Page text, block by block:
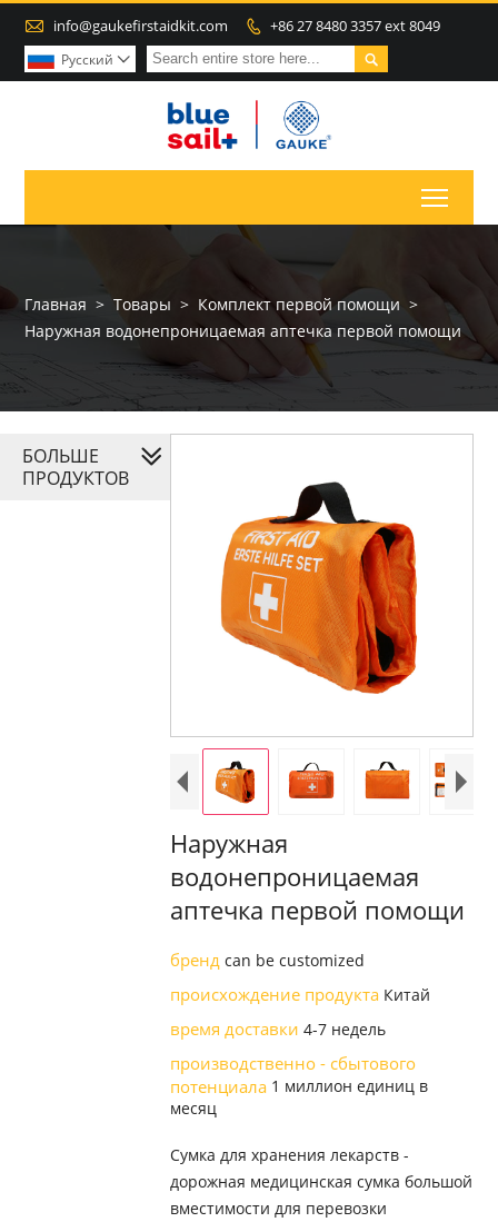
 info@gaukefirstaidkit.com  +86 27 8480 3357 ext 8049

Pусский 
Главная > Товары > Комплект первой помощи >
Наружная водонепроницаемая аптечка первой помощи
Наружная
водонепроницаемая
аптечка первой помощи
бренд can be customized
происхождение продукта Китай
время доставки 4-7 недель
производственно - сбытового
потенциала 1 миллион единиц в
месяц
Сумка для хранения лекарств -
дорожная медицинская сумка большой
вместимости для перевозки
БОЛЬШЕ
ПРОДУКТОВ